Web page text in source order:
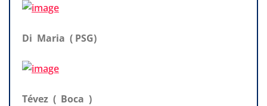
Di Maria ( PSG)
Tévez ( Boca )